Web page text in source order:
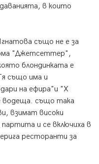
в които
също не е за
"Джетсеттер",
блондинката е
също има и
на ефира"и "Х
водеща. също така
взимат високи
и се включиха в
ресторанти за